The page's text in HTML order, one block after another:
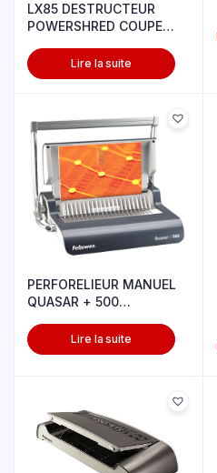
LX85 DESTRUCTEUR
POWERSHRED COUPE
Lire la suite
PERFORELIEUR MANUEL
QUASAR + 500
Lire la suite